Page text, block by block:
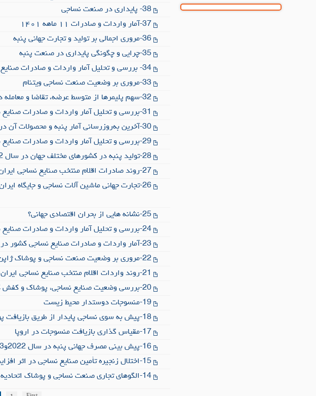
38- پایداری در صنعت نساجی
37-آمار واردات و صادرات ۱۱ ماهه ۱۴۰۱
36-مروری اجمالی بر تولید و تجارت جهانی پنبه
35-چرایی و چگونگی پایداری در صنعت پنبه
34- بررسی و تحلیل آمار واردات و صادرات صنایع نساجی کشور طی ۱۰ ماه سال ۱۴۰۱
33-مروری بر وضعیت صنعت نساجی ویتنام
32-سهم پلیمرها از متوسط عرضه، تقاضا و معامله در 5 سال
31-بررسی و تحلیل آمار واردات و صادرات صنایع نساجی کشور در 9 ماهه سال 1401
30-آخرین به‌روزرسانی آمار پنبه و محصولات آن در کشور بنگلادش
29-بررسی و تحلیل آمار واردات و صادرات صنایع نساجی کشور در 8 ماهه سال 1401
28-تولید پنبه در کشورهای مختلف جهان در سال 2022
27-روند صادرات اقلام منتخب صنایع نساجی ایران طی سال_های 1396 تا 1400
26-تجارت جهانی ماشین آلات نساجی و جایگاه ایران در عرصه جهانی در قیاس با کشورهای ترکیه و ازبکستان
25-نشانه هایی از بحران اقتصادی جهانی؟
24-بررسی و تحلیل آمار واردات و صادرات صنایع نساجی کشور طی 7 ماه سال 1401
23-آمار واردات و صادرات صنایع نساجی کشور در شش ماهه اول سال 1401
22-مروری بر وضعیت صنعت نساجی و پوشاک ژاپن
21-روند واردات اقلام منتخب صنایع نساجی ایران در سال های 1396تا1400
20-بررسی وضعیت صنایع نساجی، پوشاک و کفش کشور کامبوج
19-منسوجات دوستدار محیط زیست
18-پیش به سوی نساجی پایدار از طریق بازیافت پوشاک
17-مقیاس گذاری بازیافت منسوجات در اروپا
16-پیش بینی مصرف جهانی پنبه در سال 2022و2023
15-اختلال زنجیره تأمین صنایع نساجی در اثر افزایش هزینه های تولید و کمبود نیروی کار
14-الگوهای تجاری صنعت نساجی و پوشاک اتحادیه اروپا